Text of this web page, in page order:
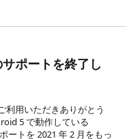
ポートを終了し
利用いただきありがとう
5 で動作している
ートを 2021 年 2 月をもっ